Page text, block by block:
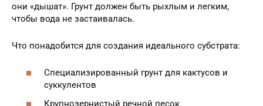
они «дышат». Грунт должен быть рыхлым и легким,
чтобы вода не застаивалась.
Что понадобится для создания идеального субстрата:
Специализированный грунт для кактусов и
суккулентов
Крупнозернистый речной песок